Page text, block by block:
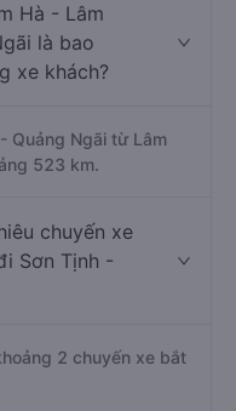
Hà - Lâm
là bao
xe khách?
Quảng Ngãi từ Lâm
523 km.
chuyến xe
Sơn Tịnh -
2 chuyến xe bắt